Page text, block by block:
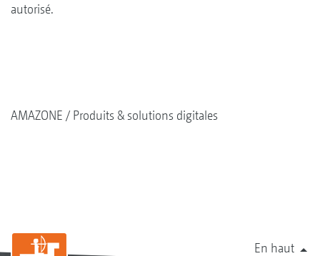
autorisé.
AMAZONE Produits & solutions digitales
En haut